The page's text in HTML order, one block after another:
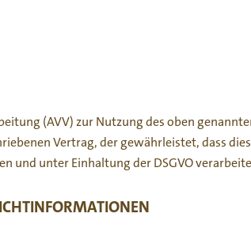
(AVV) zur Nutzung des oben
Vertrag, der gewährleistet, dass
und unter Einhaltung der DSGVO